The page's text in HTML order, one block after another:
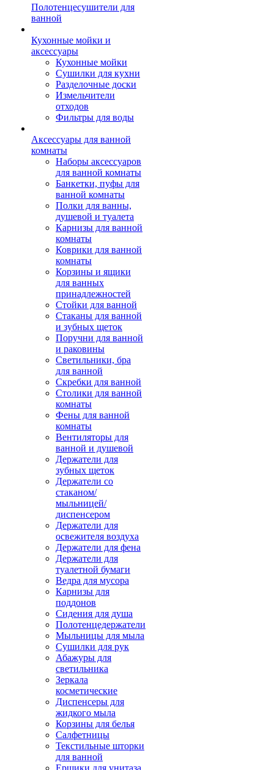
Полотенцесушители для
ванной
Кухонные мойки и
аксессуары
Кухонные мойки
Сушилки для кухни
Разделочные доски
Измельчители
отходов
Фильтры для воды
Аксессуары для ванной
комнаты
Наборы аксессуаров
для ванной комнаты
Банкетки, пуфы для
ванной комнаты
Полки для ванны,
душевой и туалета
Карнизы для ванной
комнаты
Коврики для ванной
комнаты
Корзины и ящики
для ванных
принадлежностей
Стойки для ванной
Стаканы для ванной
и зубных щеток
Поручни для ванной
и раковины
Светильники, бра
для ванной
Скребки для ванной
Столики для ванной
комнаты
Фены для ванной
комнаты
Вентиляторы для
ванной и душевой
Держатели для
зубных щеток
Держатели со
стаканом/
мыльницей/
диспенсером
Держатели для
освежителя воздуха
Держатели для фена
Держатели для
туалетной бумаги
Ведра для мусора
Карнизы для
поддонов
Сидения для душа
Полотенцедержатели
Мыльницы для мыла
Сушилки для рук
Абажуры для
светильника
Зеркала
косметические
Диспенсеры для
жидкого мыла
Корзины для белья
Салфетницы
Текстильные шторки
для ванной
Ершики для унитаза